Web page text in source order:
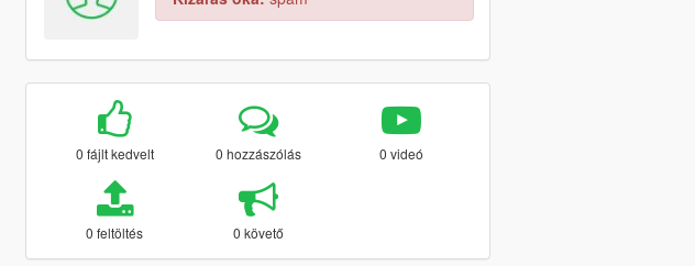
0 fájlt kedvelt 0 hozzászólás 0 videó
0 feltöltés 0 követő